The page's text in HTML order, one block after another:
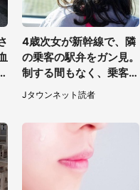
4歳次女が新幹線で、隣
の乗客の駅弁をガン見。
制する間もなく、乗客が
ご飯を一口食べると（茨
城県・50代女性）
Jタウンネット読者